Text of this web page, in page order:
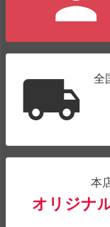
全
本
オリジナ